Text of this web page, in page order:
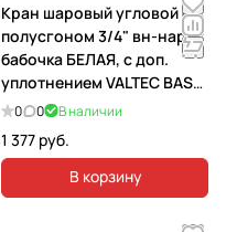
Кран шаровый угловой с
полусгоном 3/4" вн-нар
бабочка БЕЛАЯ, с доп.
уплотнением VALTEC BASE.
VT.228.NRW.05
0 0 В наличии
1 377 руб.
В корзину